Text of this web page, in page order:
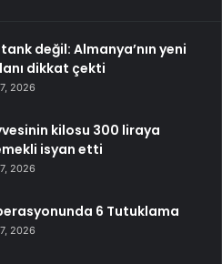
değil: Almanya’nın yeni
dikkat çekti
2026
kilosu 300 liraya
isyan etti
2026
6 Tutuklama
2026